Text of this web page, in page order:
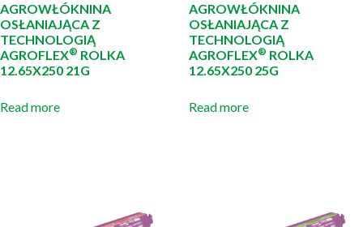
AGROWŁÓKNINA
OSŁANIAJĄCA Z
TECHNOLOGIĄ
AGROFLEX® ROLKA
12.65X250 21G
Read more
AGROWŁÓKNINA
OSŁANIAJĄCA Z
TECHNOLOGIĄ
AGROFLEX® ROLKA
12.65X250 25G
Read more